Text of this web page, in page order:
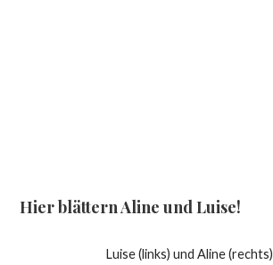
Hier blättern Aline und Luise!
Luise (links) und Aline (rechts)